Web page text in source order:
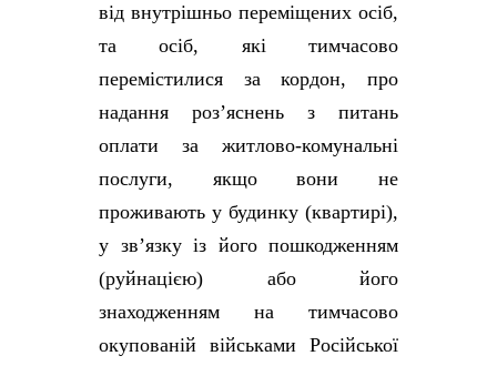
від внутрішньо переміщених осіб,
та осіб, які тимчасово
перемістилися за кордон, про
надання роз’яснень з питань
оплати за житлово-комунальні
послуги, якщо вони не
проживають у будинку (квартирі),
у зв’язку із його пошкодженням
(руйнацією) або його
знаходженням на тимчасово
окупованій військами Російської